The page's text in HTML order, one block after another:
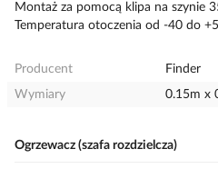
Montaż za pomocą klipa na szynie
Temperatura otoczenia od -40 do
Producent
Finder
Wymiary
0.15m x
Ogrzewacz (szafa rozdzielcza)